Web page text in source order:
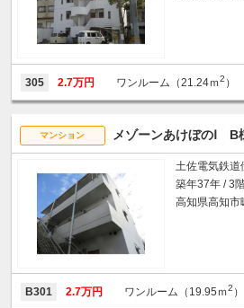
305 2.7万円 ワンルーム（21.24ｍ2 ）
マンション メゾーンあけぼのⅠ B
土佐電気鉄道
築年37年 / 3
高知県高知市
B301 2.7万円 ワンルーム（19.95ｍ2 ）